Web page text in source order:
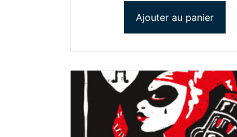
Ajouter au panier